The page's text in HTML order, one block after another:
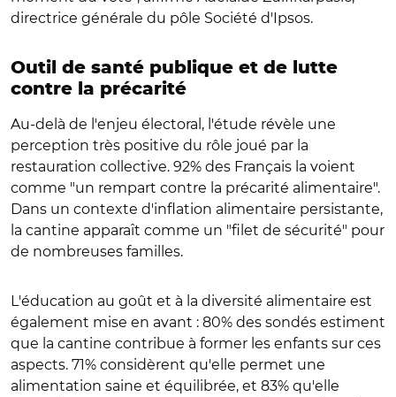
directrice générale du pôle Société d'Ipsos.
Outil de santé publique et de lutte
contre la précarité
Au-delà de l'enjeu électoral, l'étude révèle une
perception très positive du rôle joué par la
restauration collective. 92% des Français la voient
comme "un rempart contre la précarité alimentaire".
Dans un contexte d'inflation alimentaire persistante,
la cantine apparaît comme un "filet de sécurité" pour
de nombreuses familles.
L'éducation au goût et à la diversité alimentaire est
également mise en avant : 80% des sondés estiment
que la cantine contribue à former les enfants sur ces
aspects. 71% considèrent qu'elle permet une
alimentation saine et équilibrée, et 83% qu'elle